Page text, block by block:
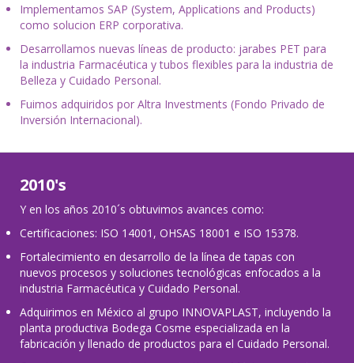
Implementamos SAP (System, Applications and Products)
como solucion ERP corporativa.
Desarrollamos nuevas líneas de producto: jarabes PET para
la industria Farmacéutica y tubos flexibles para la industria de
Belleza y Cuidado Personal.
Fuimos adquiridos por Altra Investments (Fondo Privado de
Inversión Internacional).
2010's
Y en los años 2010´s obtuvimos avances como:
Certificaciones: ISO 14001, OHSAS 18001 e ISO 15378.
Fortalecimiento en desarrollo de la línea de tapas con
nuevos procesos y soluciones tecnológicas enfocados a la
industria Farmacéutica y Cuidado Personal.
Adquirimos en México al grupo INNOVAPLAST, incluyendo la
planta productiva Bodega Cosme especializada en la
fabricación y llenado de productos para el Cuidado Personal.